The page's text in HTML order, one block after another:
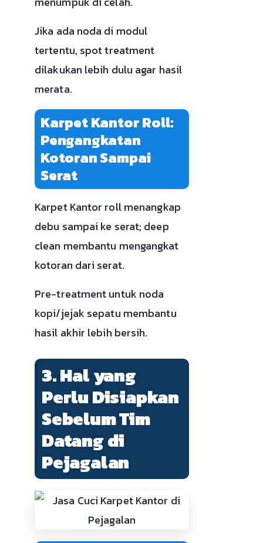
Jika ada noda di modul
tertentu, spot treatment
dilakukan lebih dulu agar hasil
merata.
Karpet Kantor Roll:
Pengangkatan
Kotoran Sampai
Serat
Karpet Kantor roll menangkap
debu sampai ke serat; deep
clean membantu mengangkat
kotoran dari serat.
Pre-treatment untuk noda
kopi/jejak sepatu membantu
hasil akhir lebih bersih.
3. Hal yang
Perlu Disiapkan
Sebelum Tim
Datang di
Pejagalan